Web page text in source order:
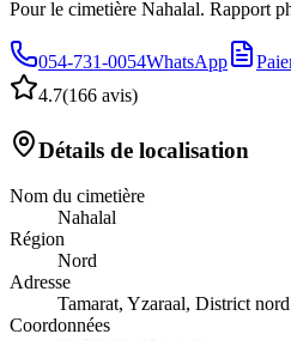
Pour le cimetière Nahalal. Rapport
054-731-0054WhatsApp
4.7(166 avis)
Détails de localisation
Nom du cimetière
Nahalal
Région
Nord
Adresse
Tamarat, Yzaraal, District nord
Coordonnées